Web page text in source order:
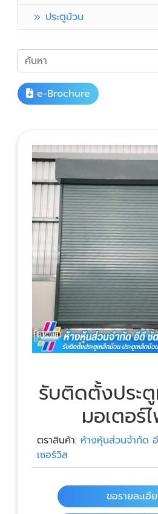
ประตูม้วน
e-Brochure
รับติดตั้งประ
มอเตอร์
ตราสินค้า: ห้างหุ้นส่วนจำกัด
เซอร์วิส
ขอรายละเอี